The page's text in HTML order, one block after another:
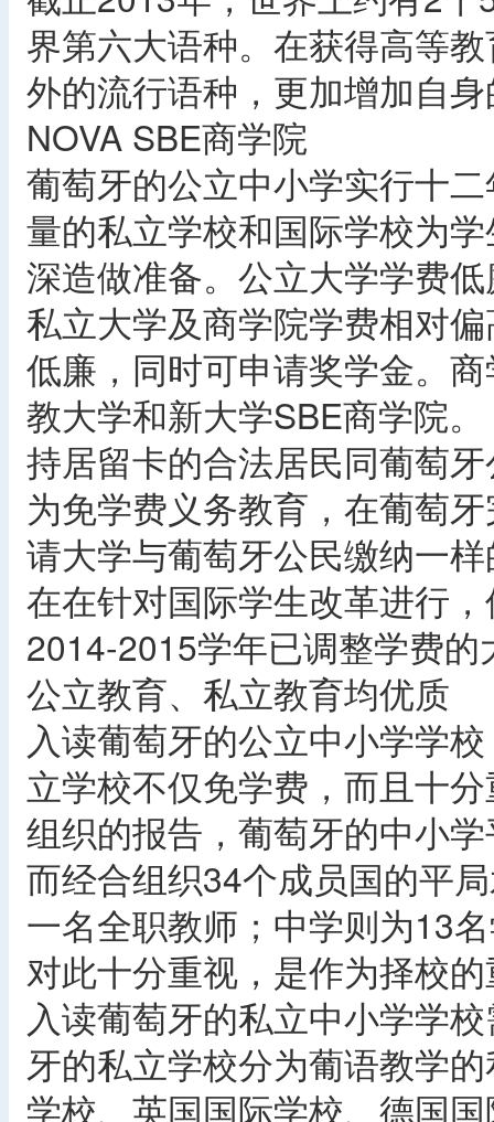
界第六大语种。在获得高等
外的流行语种，更加增加自
NOVA SBE商学院
葡萄牙的公立中小学实行十
量的私立学校和国际学校为
深造做准备。公立大学学费
私立大学及商学院学费相对
低廉，同时可申请奖学金。
教大学和新大学SBE商学院。
持居留卡的合法居民同葡萄
为免学费义务教育，在葡萄
请大学与葡萄牙公民缴纳一
在在针对国际学生改革进行
2014-2015学年已调整学费
公立教育、私立教育均优质
入读葡萄牙的公立中小学学
立学校不仅免学费，而且十
组织的报告，葡萄牙的中小
而经合组织34个成员国的平
一名全职教师；中学则为13
对此十分重视，是作为择校
入读葡萄牙的私立中小学学
牙的私立学校分为葡语教学
学校、英国国际学校、德国